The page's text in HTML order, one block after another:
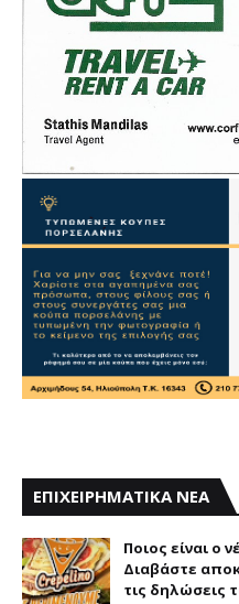
ΕΠΙΧΕΙΡΗΜΑΤΙΚΑ ΝΕΑ
Ποιος είναι ο
Διαβάστε
τις δηλώσεις